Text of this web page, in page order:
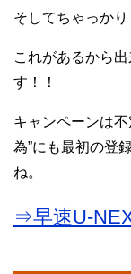
そしてちゃっか
これがあるから
す！！
キャンペーンは
為”にも最初の登
ね。
⇒早速U-